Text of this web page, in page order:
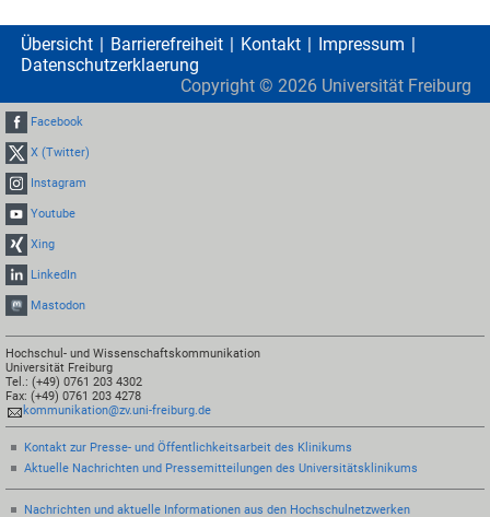
Übersicht Barrierefreiheit Kontakt
Impressum
Datenschutzerklaerung
Copyright © 2026 Universität Freiburg
Facebook
X (Twitter)
Instagram
Youtube
Xing
LinkedIn
Mastodon
Hochschul- und Wissenschaftskommunikation
Universität Freiburg
Tel.: (+49) 0761 203 4302
Fax: (+49) 0761 203 4278
kommunikation@zv.uni-freiburg.de
Kontakt zur Presse- und Öffentlichkeitsarbeit des Klinikums
Aktuelle Nachrichten und Pressemitteilungen des Universitätsklinikums
Nachrichten und aktuelle Informationen aus den Hochschulnetzwerken